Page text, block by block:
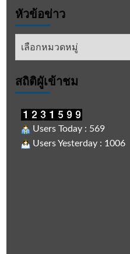
หัวข้อข่าว
หัวข้อ
สถิติผูัเข้าชม
Users Today : 569
Users Yesterday : 1006